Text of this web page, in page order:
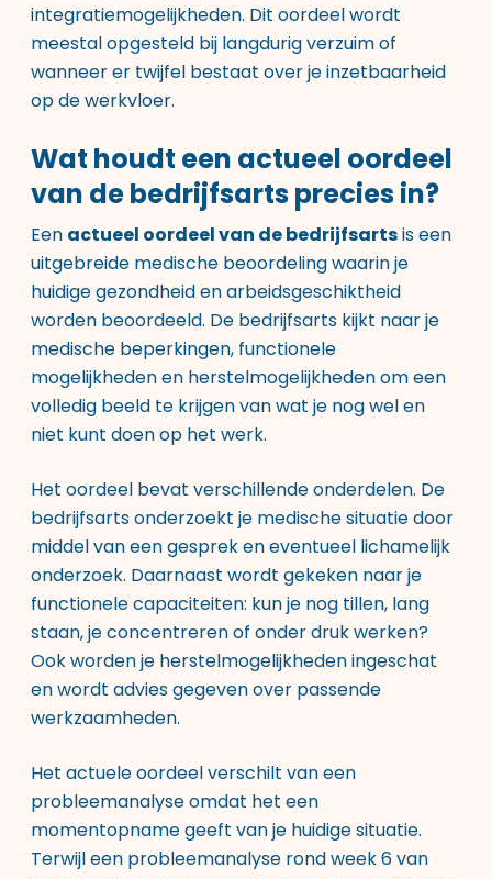
integratiemogelijkheden. Dit oordeel wordt
meestal opgesteld bij langdurig verzuim of
wanneer er twijfel bestaat over je inzetbaarheid
op de werkvloer.
Wat houdt een actueel oordeel
van de bedrijfsarts precies in?
Een actueel oordeel van de bedrijfsartsis een
uitgebreide medische beoordeling waarin je
huidige gezondheid en arbeidsgeschiktheid
worden beoordeeld. De bedrijfsarts kijkt naar je
medische beperkingen, functionele
mogelijkheden en herstelmogelijkheden om een
volledig beeld te krijgen van wat je nog wel en
niet kunt doen op het werk.
Het oordeel bevat verschillende onderdelen. De
bedrijfsarts onderzoekt je medische situatie door
middel van een gesprek en eventueel lichamelijk
onderzoek. Daarnaast wordt gekeken naar je
functionele capaciteiten: kun je nog tillen, lang
staan, je concentreren of onder druk werken?
Ook worden je herstelmogelijkheden ingeschat
en wordt advies gegeven over passende
werkzaamheden.
Het actuele oordeel verschilt van een
probleemanalyse omdat het een
momentopname geeft van je huidige situatie.
Terwijl een probleemanalyse rond week 6 van